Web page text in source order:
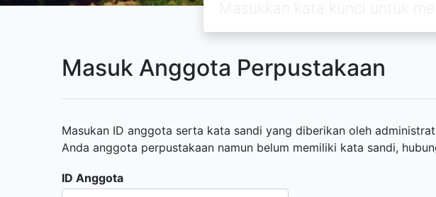
Masuk Anggota Perpustakaan
Masukan ID anggota serta kata sandi yang diberikan oleh
Anda anggota perpustakaan namun belum memiliki kata sandi,
ID Anggota